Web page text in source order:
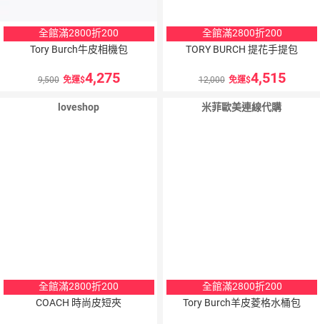
全館滿2800折200
Tory Burch牛皮相機包
9,500 免運 4,275
全館滿2800折200
TORY BURCH 提花手提包
12,000 免運 4,515
loveshop
全館滿2800折200
COACH 時尚皮短夾
米菲歐美連線代購
全館滿2800折200
Tory Burch羊皮菱格水桶包